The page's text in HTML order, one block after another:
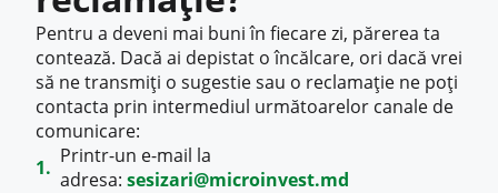
Pentru a deveni mai buni în fiecare zi, părerea ta
contează. Dacă ai depistat o încălcare, ori dacă vrei
să ne transmiți o sugestie sau o reclamație ne poți
contacta prin intermediul următoarelor canale de
comunicare:
Printr-un e-mail la
adresa: sesizari@microinvest.md